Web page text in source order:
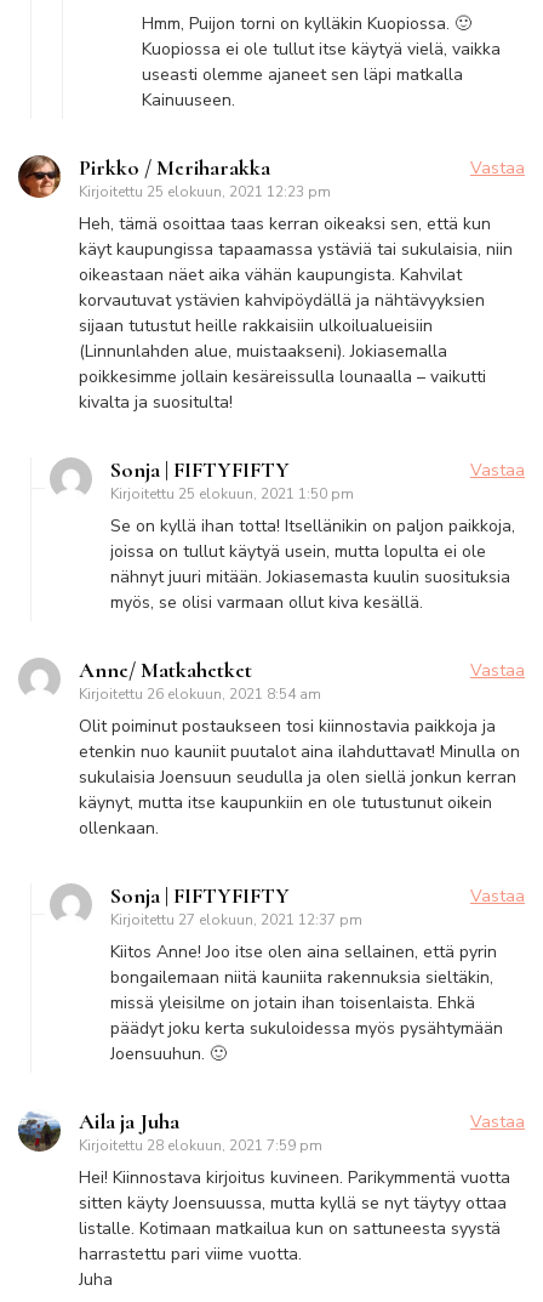
Hmm, Puijon torni on kylläkin Kuopiossa. 🙂
Kuopiossa ei ole tullut itse käytyä vielä, vaikka
useasti olemme ajaneet sen läpi matkalla
Kainuuseen.
Pirkko / Meriharakka
Kirjoitettu 25 elokuun, 2021 12:23 pm
Vastaa
Heh, tämä osoittaa taas kerran oikeaksi sen, että kun
käyt kaupungissa tapaamassa ystäviä tai sukulaisia, niin
oikeastaan näet aika vähän kaupungista. Kahvilat
korvautuvat ystävien kahvipöydällä ja nähtävyyksien
sijaan tutustut heille rakkaisiin ulkoilualueisiin
(Linnunlahden alue, muistaakseni). Jokiasemalla
poikkesimme jollain kesäreissulla lounaalla – vaikutti
kivalta ja suositulta!
Sonja | FIFTYFIFTY
Kirjoitettu 25 elokuun, 2021 1:50 pm
Vastaa
Se on kyllä ihan totta! Itsellänikin on paljon paikkoja,
joissa on tullut käytyä usein, mutta lopulta ei ole
nähnyt juuri mitään. Jokiasemasta kuulin suosituksia
myös, se olisi varmaan ollut kiva kesällä.
Anne/ Matkahetket
Kirjoitettu 26 elokuun, 2021 8:54 am
Vastaa
Olit poiminut postaukseen tosi kiinnostavia paikkoja ja
etenkin nuo kauniit puutalot aina ilahduttavat! Minulla on
sukulaisia Joensuun seudulla ja olen siellä jonkun kerran
käynyt, mutta itse kaupunkiin en ole tutustunut oikein
ollenkaan.
Sonja | FIFTYFIFTY
Kirjoitettu 27 elokuun, 2021 12:37 pm
Vastaa
Kiitos Anne! Joo itse olen aina sellainen, että pyrin
bongailemaan niitä kauniita rakennuksia sieltäkin,
missä yleisilme on jotain ihan toisenlaista. Ehkä
päädyt joku kerta sukuloidessa myös pysähtymään
Joensuuhun. 🙂
Aila ja Juha
Kirjoitettu 28 elokuun, 2021 7:59 pm
Vastaa
Hei! Kiinnostava kirjoitus kuvineen. Parikymmentä vuotta
sitten käyty Joensuussa, mutta kyllä se nyt täytyy ottaa
listalle. Kotimaan matkailua kun on sattuneesta syystä
harrastettu pari viime vuotta.
Juha